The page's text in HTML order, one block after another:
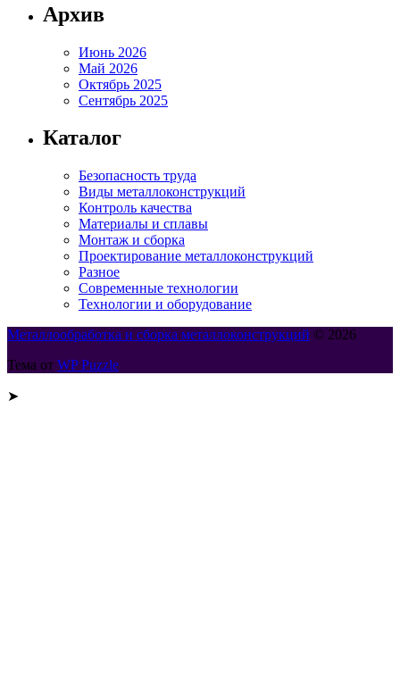
Архив
Июнь 2026
Май 2026
Октябрь 2025
Сентябрь 2025
Каталог
Безопасность труда
Виды металлоконструкций
Контроль качества
Материалы и сплавы
Монтаж и сборка
Проектирование металлоконструкций
Разное
Современные технологии
Технологии и оборудование
Металлообработка и сборка металлоконструкций © 2026
Тема от WP Puzzle
➤